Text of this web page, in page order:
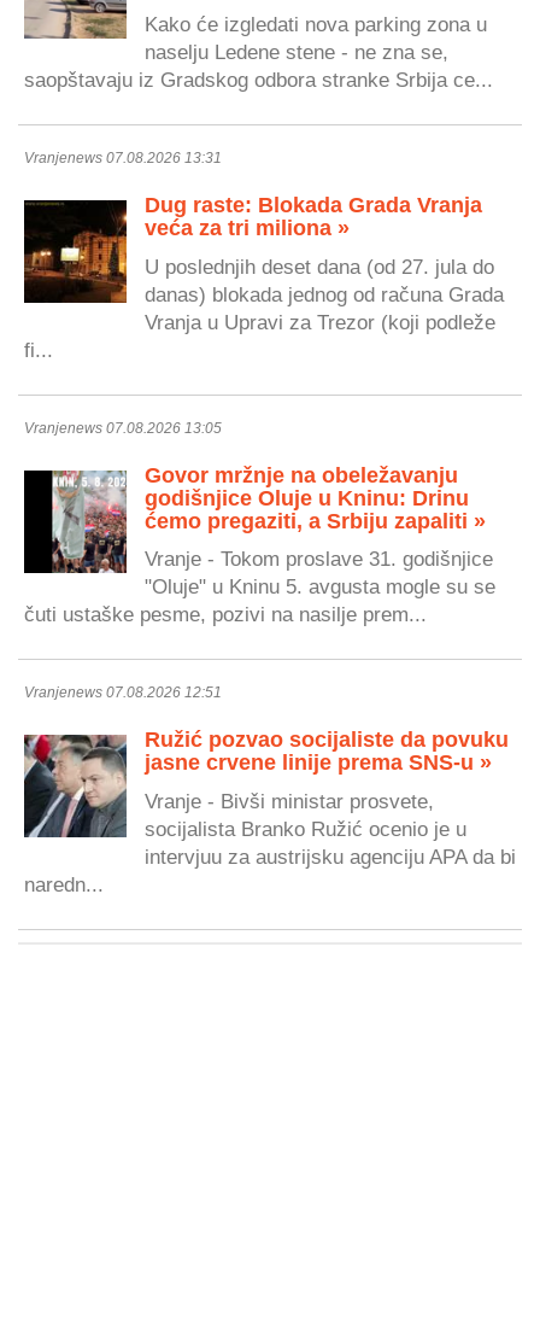
Kako će izgledati nova parking zona u
naselju Ledene stene - ne zna se,
saopštavaju iz Gradskog odbora stranke Srbija ce...
Vranjenews 07.08.2026 13:31
Dug raste: Blokada Grada Vranja
veća za tri miliona »
U poslednjih deset dana (od 27. jula do
danas) blokada jednog od računa Grada
Vranja u Upravi za Trezor (koji podleže
fi...
Vranjenews 07.08.2026 13:05
Govor mržnje na obeležavanju
godišnjice Oluje u Kninu: Drinu
ćemo pregaziti, a Srbiju zapaliti »
Vranje - Tokom proslave 31. godišnjice
"Oluje" u Kninu 5. avgusta mogle su se
čuti ustaške pesme, pozivi na nasilje prem...
Vranjenews 07.08.2026 12:51
Ružić pozvao socijaliste da povuku
jasne crvene linije prema SNS-u »
Vranje - Bivši ministar prosvete,
socijalista Branko Ružić ocenio je u
intervjuu za austrijsku agenciju APA da bi
naredn...